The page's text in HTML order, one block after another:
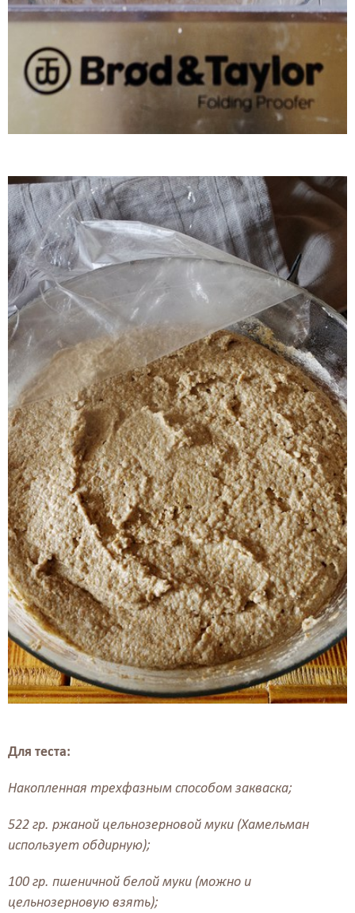
Для теста:
Накопленная трехфазным способом закваска;
522 гр. ржаной цельнозерновой муки (Хамельман
использует обдирную);
100 гр. пшеничной белой муки (можно и
цельнозерновую взять);